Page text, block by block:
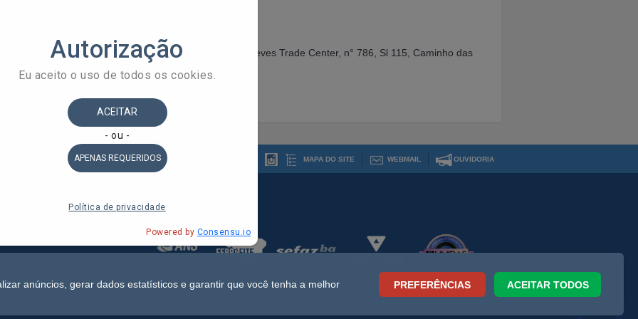
Endereço: Rua Alceu Amoroso Lima, Ed. Tancredo Neves Trade Center, n° 786, Sl 115, Caminho das
Árvores, Salvador-BA.
Obs: Os descontos não são acumulativos.
OUVIDORIA
WEBMAIL
MAPA DO SITE
Estado da Bahia
anúncios, gerar dados estatísticos e garantir que você tenha a melhor
PREFERÊNCIAS ACEITAR TODOS